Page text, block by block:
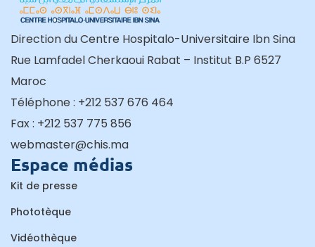
Direction du Centre Hospitalo-Universitaire Ibn Sina
Rue Lamfadel Cherkaoui Rabat – Institut B.P 6527
Maroc
Téléphone : +212 537 676 464
Fax : +212 537 775 856
webmaster@chis.ma
Espace médias
Kit de presse
Phototèque
Vidéothèque